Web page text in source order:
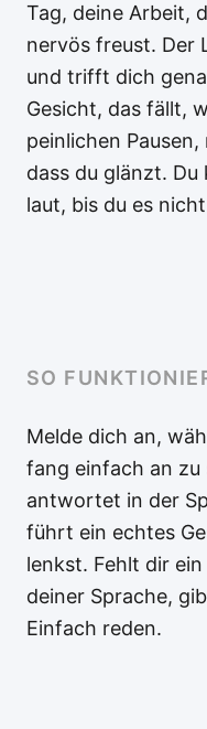
Tag, deine Arbeit,
nervös freust. Der
und trifft dich
Gesicht, das fällt,
peinlichen
dass du glänzt.
laut, bis du es
SO
Melde dich an,
fang einfach an zu
antwortet in der
führt ein echtes
lenkst. Fehlt dir
deiner Sprache,
Einfach reden.